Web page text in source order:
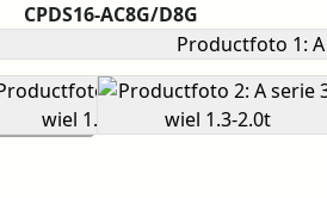
CPDS16-AC8G/D8G